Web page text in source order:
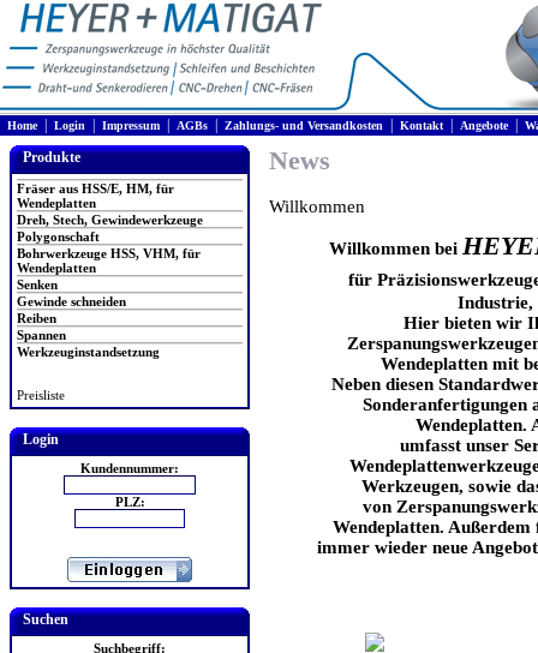
Home| Login Impressum AGBs Zahlungs- und Versandkosten Kontakt| Angebote|
Produkte
Fräser aus HSS/E, HM, für
Wendeplatten
Dreh, Stech, Gewindewerkzeuge
Polygonschaft
Bohrwerkzeuge HSS, VHM, für
Wendeplatten
Senken
Gewinde schneiden
Reiben
Spannen
Werkzeuginstandsetzung
Preisliste
Login
Kundennummer:
PLZ:
Suchen
Suchbegriff:
News
Willkommen
Willkommen bei
für
Industrie,
Hier bieten wir
Wendeplatten mit
Neben diesen
Sonderanfertigungen
Wendeplatten.
umfasst unser
Werkzeugen, sowie
von
Wendeplatten.
immer wieder neue